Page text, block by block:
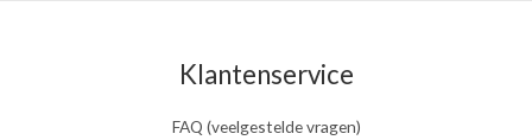
Klantenservice
FAQ (veelgestelde vragen)